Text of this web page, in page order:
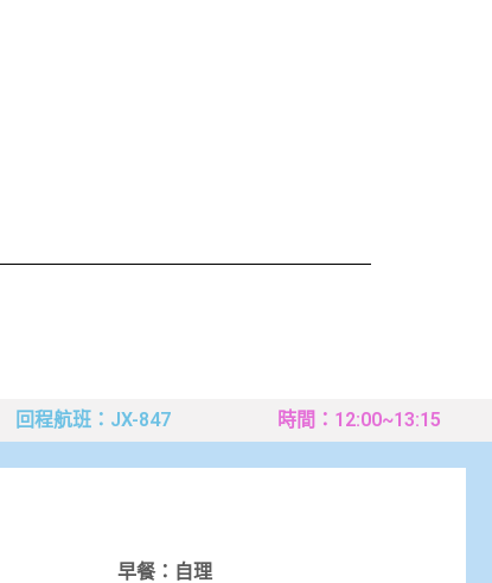
回程航班：JX-847 時間：12:00~13:15
早餐：自理